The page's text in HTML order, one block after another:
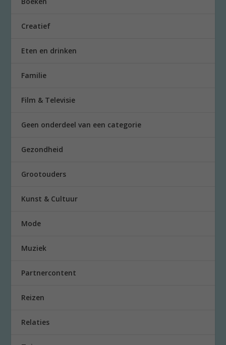
Creatief
Eten en drinken
Familie
Film & Televisie
Geen onderdeel van een categorie
Gezondheid
Grootouders
Kunst & Cultuur
Mode
Muziek
Partnercontent
Reizen
Relaties